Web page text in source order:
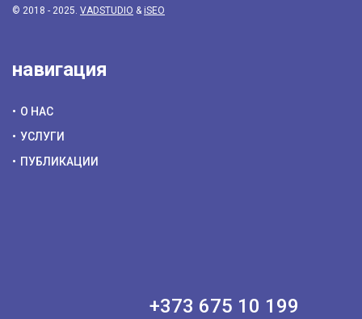
© 2018 - 2025. VADSTUDIO & iSEO
навигация
О НАС
УСЛУГИ
ПУБЛИКАЦИИ
+373 675 10 199